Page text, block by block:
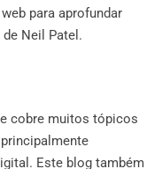
para aprofundar
Neil Patel.
cobre muitos tópicos
Este blog também